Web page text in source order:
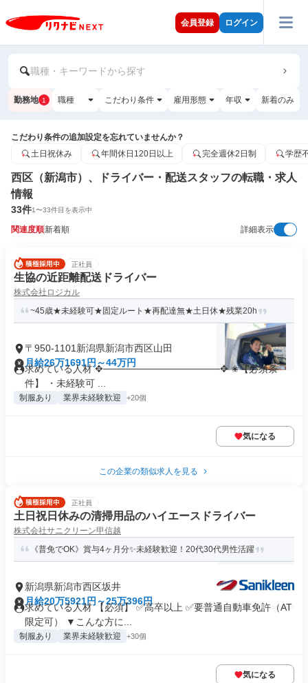
会員登録 ログイン
職種・キーワードから探す
勤務地 1 職種 こだわり条件 雇用形態 年収 新着のみ
こだわり条件の追加設定を忘れていませんか？
土日祝休み
年間休日120日以上 完全週休2日制 学歴
西区（新潟市）、ドライバー・配送スタッフの転職・求人
情報
33件1〜33件目を表示中
関連度順新着順 詳細表示
正社員
生協の近距離配送ドライバー
株式会社ロジカル
~45歳★未経験可★固定ルート★再配達無★土日休★残業20h
〒950-1101新潟県新潟市西区山田
月給26万1691円～44万円
求めている人材 ✥─────────────────✥ ✬【必須条
件】 ・未経験可 ...
制服あり 業界未経験歓迎 +20個
気になる
この企業の類似求人を見る
正社員
土日祝日休みの清掃用品のハイエースドライバー
株式会社サニクリーン甲信越
《普免でOK》賞与4ヶ月分✨未経験歓迎！20代30代男性活躍
新潟県新潟市西区坂井
月給20万5921円～25万396円
求めている人材 【必須】 ✅高卒以上 ✅要普通自動車免許（AT
限定可） ▼こんな方に...
制服あり 業界未経験歓迎 +30個
気になる